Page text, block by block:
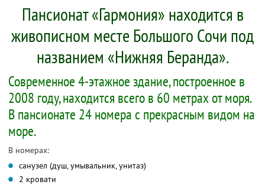
Пансионат «Гармония» находится в
живописном месте Большого Сочи под
названием «Нижняя Беранда».
Современное 4-этажное здание, построенное в
2008 году, находится всего в 60 метрах от моря.
В пансионате 24 номера с прекрасным видом на
море.
В номерах:
санузел (душ, умывальник, унитаз)
2 кровати